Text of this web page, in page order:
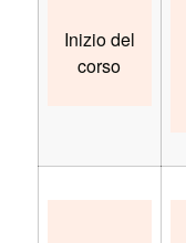
Inizio del
corso